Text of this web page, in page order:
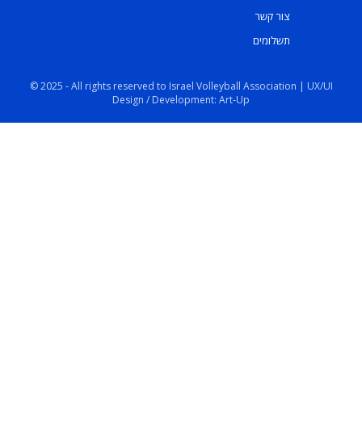
צור קשר
תשלומים
© 2025 - All rights reserved to Israel Volleyball Association | UX/UI
Design / Development: Art-Up